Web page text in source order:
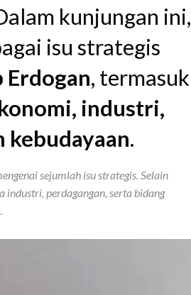
kunjungan ini,
isu strategis
Erdogan, termasuk
industri,
kebudayaan.
sejumlah isu strategis. Selain
industri, perdagangan, serta bidang